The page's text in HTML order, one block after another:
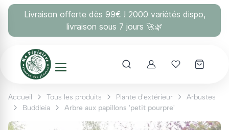
Livraison offerte dès 99€ ! 2000 variétés dispo,
livraison sous 7 jours 🚀🌿
AccountMes coups
Accueil Tous les produits Plante d'extérieur
Arbustes
Buddleia
Arbre aux papillons 'petit pourpre'
Panneau de gestion des cookies